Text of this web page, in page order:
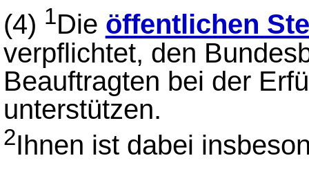
(4) 1Die öffentlichen
verpflichtet, den
Beauftragten bei der
unterstützen.
2Ihnen ist dabei